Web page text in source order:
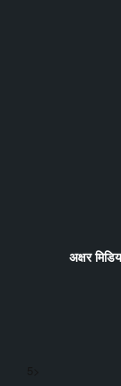
अक्षर